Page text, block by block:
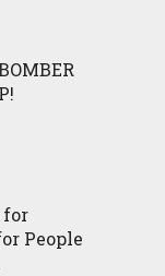
for
People